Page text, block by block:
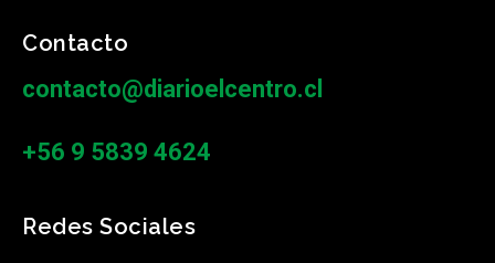
Contacto
contacto@diarioelcentro.cl
+56 9 5839 4624
Redes Sociales